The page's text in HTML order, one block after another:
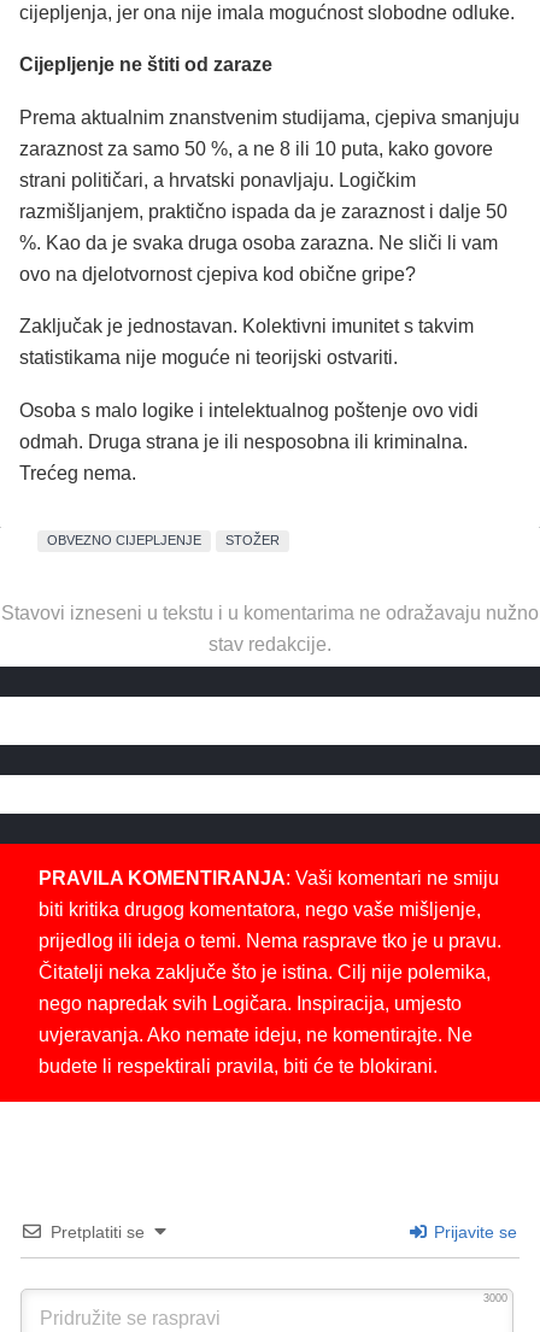
cijepljenja, jer ona nije imala mogućnost slobodne odluke.
Cijepljenje ne štiti od zaraze
Prema aktualnim znanstvenim studijama, cjepiva smanjuju
zaraznost za samo 50 %, a ne 8 ili 10 puta, kako govore
strani političari, a hrvatski ponavljaju. Logičkim
razmišljanjem, praktično ispada da je zaraznost i dalje 50
%. Kao da je svaka druga osoba zarazna. Ne sliči li vam
ovo na djelotvornost cjepiva kod obične gripe?
Zaključak je jednostavan. Kolektivni imunitet s takvim
statistikama nije moguće ni teorijski ostvariti.
Osoba s malo logike i intelektualnog poštenje ovo vidi
odmah. Druga strana je ili nesposobna ili kriminalna.
Trećeg nema.
OBVEZNO CIJEPLJENJE STOŽER
Stavovi izneseni u tekstu i u komentarima ne odražavaju nužno
stav redakcije.
PRAVILA KOMENTIRANJA: Vaši komentari ne smiju
biti kritika drugog komentatora, nego vaše mišljenje,
prijedlog ili ideja o temi. Nema rasprave tko je u pravu.
Čitatelji neka zaključe što je istina. Cilj nije polemika,
nego napredak svih Logičara. Inspiracija, umjesto
uvjeravanja. Ako nemate ideju, ne komentirajte. Ne
budete li respektirali pravila, biti će te blokirani.
Pretplatiti se Prijavite se
3000